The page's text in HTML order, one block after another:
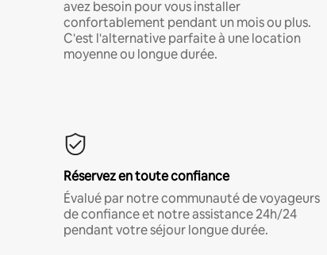
avez besoin pour vous installer
confortablement pendant un mois ou plus.
C'est l'alternative parfaite à une location
moyenne ou longue durée.
Réservez en toute confiance
Évalué par notre communauté de voyageurs
de confiance et notre assistance 24h/24
pendant votre séjour longue durée.